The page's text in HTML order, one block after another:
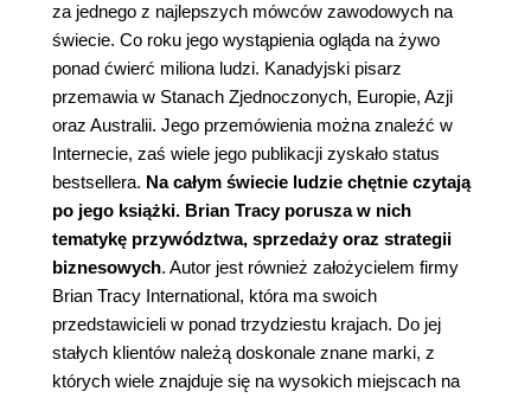
za jednego z najlepszych mówców zawodowych na
świecie. Co roku jego wystąpienia ogląda na żywo
ponad ćwierć miliona ludzi. Kanadyjski pisarz
przemawia w Stanach Zjednoczonych, Europie, Azji
oraz Australii. Jego przemówienia można znaleźć w
Internecie, zaś wiele jego publikacji zyskało status
bestsellera. Na całym świecie ludzie chętnie czytają
po jego książki. Brian Tracyporusza w nich
tematykę przywództwa, sprzedaży oraz strategii
biznesowych. Autor jest również założycielem firmy
Brian Tracy International, która ma swoich
przedstawicieli w ponad trzydziestu krajach. Do jej
stałych klientów należą doskonale znane marki, z
których wiele znajduje się na wysokich miejscach na